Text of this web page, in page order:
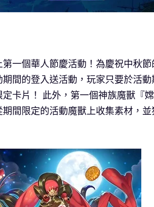
一個華人節慶活動！為慶祝中秋節
間的登入送活動，玩家只要於活動
卡片！ 此外，第一個神族魔獸『嫦
間限定的活動魔獸上收集素材，並